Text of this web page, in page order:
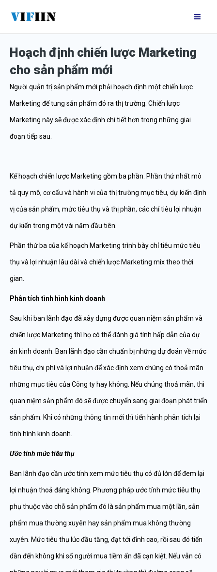
nội
dungHoạch định chiến lược Marketing
cho sản phẩm mới
Người quản trị sản phẩm mới phải hoạch định một chiến lược
Marketing để tung sản phẩm đó ra thị trường. Chiến lược
Marketing này sẽ được xác định chi tiết hơn trong những giai
đoạn tiếp sau.
Kế hoạch chiến lược Marketing gồm ba phần. Phần thứ nhất mô
tả quy mô, cơ cấu và hành vi của thị trường mục tiêu, dự kiến định
vị của sản phẩm, mức tiêu thụ và thị phần, các chỉ tiêu lợi nhuận
dự kiến trong một vài năm đầu tiên.
Phần thứ ba của kế hoạch Marketing trình bày chỉ tiêu mức tiêu
thụ và lợi nhuận lâu dài và chiến lược Marketing mix theo thời
gian.
Phân tích tình hình kinh doanh
Sau khi ban lãnh đạo đã xây dựng được quan niệm sản phẩm và
chiến lược Marketing thì họ có thể đánh giá tính hấp dẫn của dự
án kinh doanh. Ban lãnh đạo cần chuẩn bị những dự đoán về mức
tiêu thụ, chi phí và lợi nhuận để xác định xem chúng có thoả mãn
những mục tiêu của Công ty hay không. Nếu chúng thoả mãn, thì
quan niệm sản phẩm đó sẽ được chuyển sang giai đoạn phát triển
sản phẩm. Khi có những thông tin mới thì tiến hành phân tích lại
tình hình kinh doanh.
Ước tính mức tiêu thụ
Ban lãnh đạo cần ước tính xem mức tiêu thụ có đủ lớn để đem lại
lợi nhuận thoả đáng không. Phương pháp ước tính mức tiêu thụ
phụ thuộc vào chỗ sản phẩm đó là sản phẩm mua một lần, sản
phẩm mua thường xuyên hay sản phẩm mua không thường
xuyên. Mức tiêu thụ lúc đầu tăng, đạt tới đỉnh cao, rồi sau đó tiến
dần đến không khi số người mua tiềm ẩn đã cạn kiệt. Nếu vẫn có